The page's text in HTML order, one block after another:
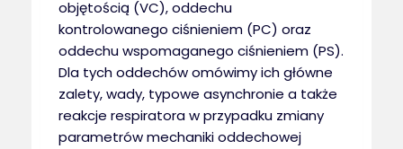
objętością (VC), oddechu
kontrolowanego ciśnieniem (PC) oraz
oddechu wspomaganego ciśnieniem (PS).
Dla tych oddechów omówimy ich główne
zalety, wady, typowe asynchronie a także
reakcje respiratora w przypadku zmiany
parametrów mechaniki oddechowej